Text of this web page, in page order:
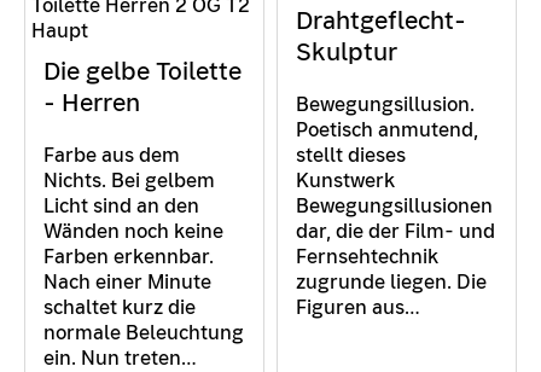
Die gelbe Toilette
- Herren
Farbe aus dem
Nichts. Bei gelbem
Licht sind an den
Wänden noch keine
Farben erkennbar.
Nach einer Minute
schaltet kurz die
normale Beleuchtung
ein. Nun treten…
Drahtgeflecht-
Skulptur
Bewegungsillusion.
Poetisch anmutend,
stellt dieses
Kunstwerk
Bewegungsillusionen
dar, die der Film- und
Fernsehtechnik
zugrunde liegen. Die
Figuren aus…